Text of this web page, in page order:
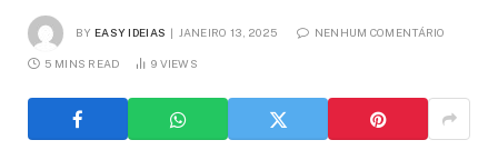
BY EASY IDEIAS JANEIRO 13, 2025 NENHUM COMENTÁRIO
5 MINS READ 9 VIEWS